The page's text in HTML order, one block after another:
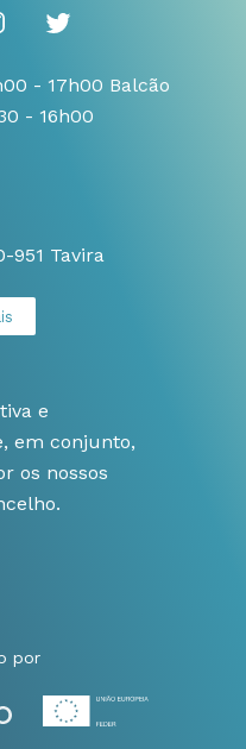
- 17h00 Balcão
- 16h00
951 Tavira
e
em conjunto,
os nossos
por